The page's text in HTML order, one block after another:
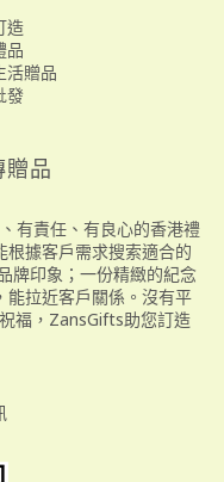
造
品
活贈品
發
品
有責任、有良心的香港禮
根據客戶需求搜索適合的
牌印象；一份精緻的紀念
能拉近客戶關係。沒有平
福，ZansGifts助您訂造